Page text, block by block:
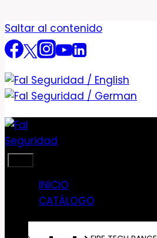
Saltar al contenido
INICIO
CATÁLOGO